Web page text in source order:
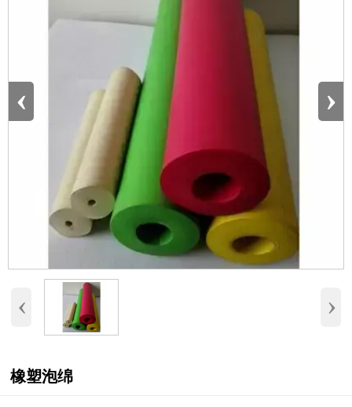
‹ ›
‹ ›
橡塑泡绵